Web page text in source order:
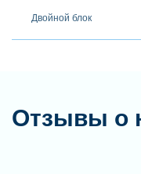
Двойной блок
Отзывы о